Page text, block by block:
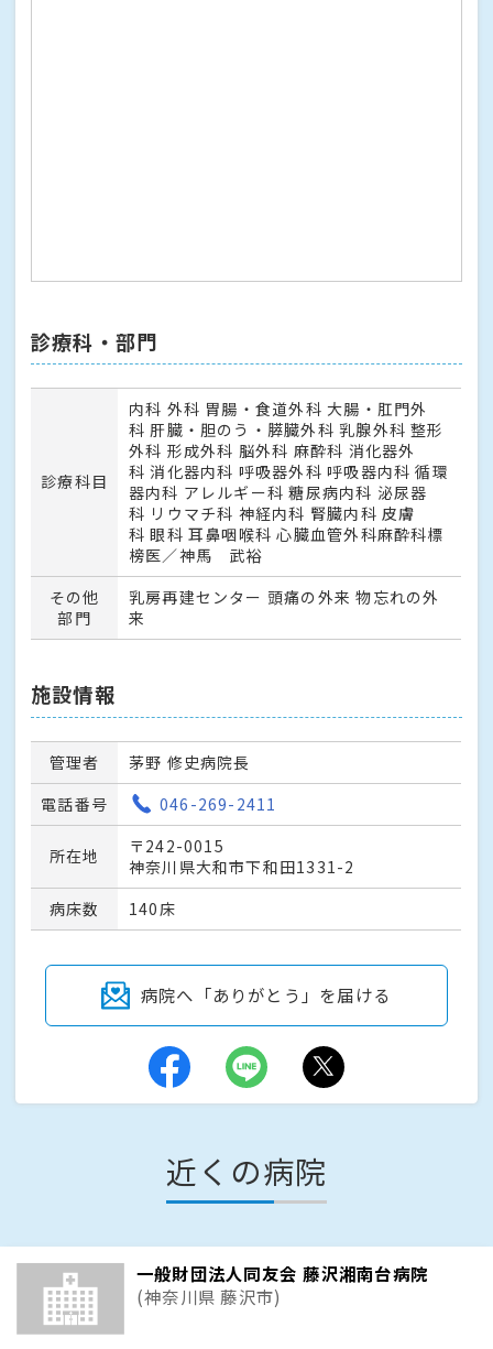
診療科・部門
診療科目
内科 外科 胃腸・食道外科 大腸・肛門外
科 肝臓・胆のう・膵臓外科 乳腺外科 整形
外科 形成外科 脳外科 麻酔科 消化器外
科 消化器内科 呼吸器外科 呼吸器内科 循環
器内科 アレルギー科 糖尿病内科 泌尿器
科 リウマチ科 神経内科 腎臓内科 皮膚
科 眼科 耳鼻咽喉科 心臓血管外科麻酔科標
榜医／神馬 武裕
その他
部門
乳房再建センター 頭痛の外来 物忘れの外
来
施設情報
管理者
茅野 修史病院長
電話番号
046-269-2411
所在地
〒242-0015
神奈川県大和市下和田1331-2
病床数
140床
病院へ「ありがとう」を届ける
近くの病院
一般財団法人同友会 藤沢湘南台病院
(神奈川県 藤沢市)